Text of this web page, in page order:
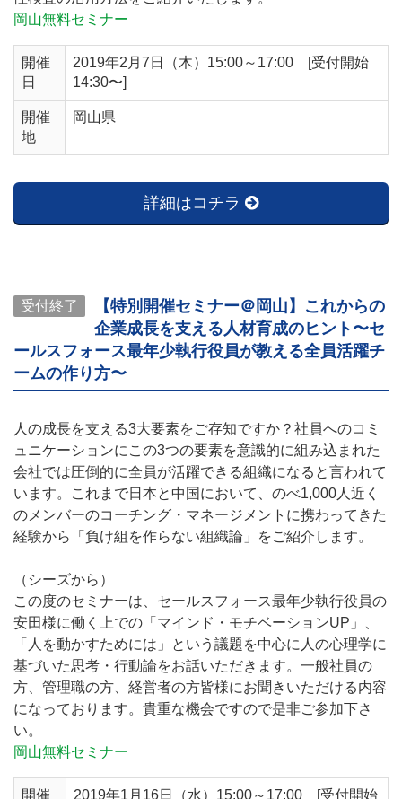
岡山無料セミナー
開催
日
2019年2月7日（木）15:00～17:00 [受付開始
14:30〜]
開催
地
岡山県
詳細はコチラ
受付終了
【特別開催セミナー＠岡山】これからの
企業成長を支える人材育成のヒント〜セ
ールスフォース最年少執行役員が教える全員活躍チ
ームの作り方〜
人の成長を支える3大要素をご存知ですか？社員へのコミ
ュニケーションにこの3つの要素を意識的に組み込まれた
会社では圧倒的に全員が活躍できる組織になると言われて
います。これまで日本と中国において、のべ1,000人近く
のメンバーのコーチング・マネージメントに携わってきた
経験から「負け組を作らない組織論」をご紹介します。
（シーズから）
この度のセミナーは、セールスフォース最年少執行役員の
安田様に働く上での「マインド・モチベーションUP」、
「人を動かすためには」という議題を中心に人の心理学に
基づいた思考・行動論をお話いただきます。一般社員の
方、管理職の方、経営者の方皆様にお聞きいただける内容
になっております。貴重な機会ですので是非ご参加下さ
い。
岡山無料セミナー
開催 2019年1月16日（水）15:00～17:00 [受付開始